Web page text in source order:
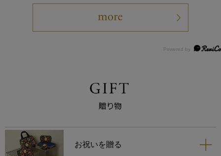
お祝いを贈る